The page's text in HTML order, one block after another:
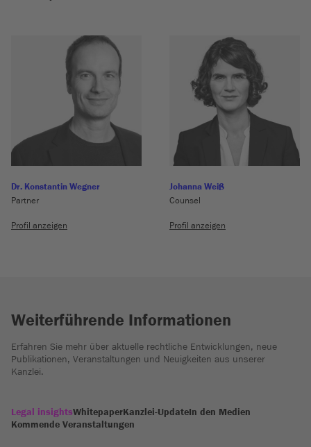
Dr. Konstantin Wegner
Partner
Profil anzeigen
Johanna Weiß
Counsel
Profil anzeigen
Weiterführende Informationen
Erfahren Sie mehr über aktuelle rechtliche Entwicklungen, neue
Publikationen, Veranstaltungen und Neuigkeiten aus unserer
Kanzlei.
Legal insightsWhitepaperKanzlei-UpdateIn den Medien
Kommende Veranstaltungen